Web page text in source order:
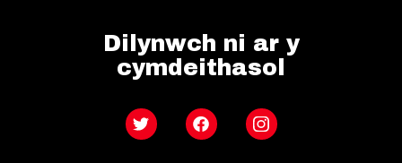
Dilynwch ni ar y
cymdeithasol
Twitter FacebookInstagram